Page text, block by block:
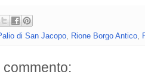
di San Jacopo Rione Borgo Antico